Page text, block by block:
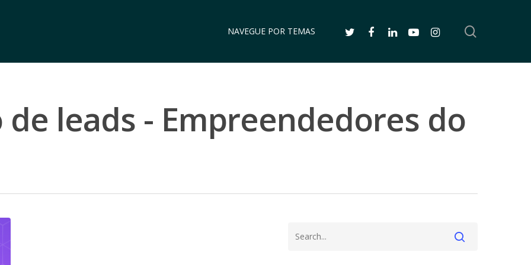
NAVEGUE POR TEMAS TWITTERFACEBOOKLINKEDINYOUTUBEINSTAGRAM
leads - Empreendedores do